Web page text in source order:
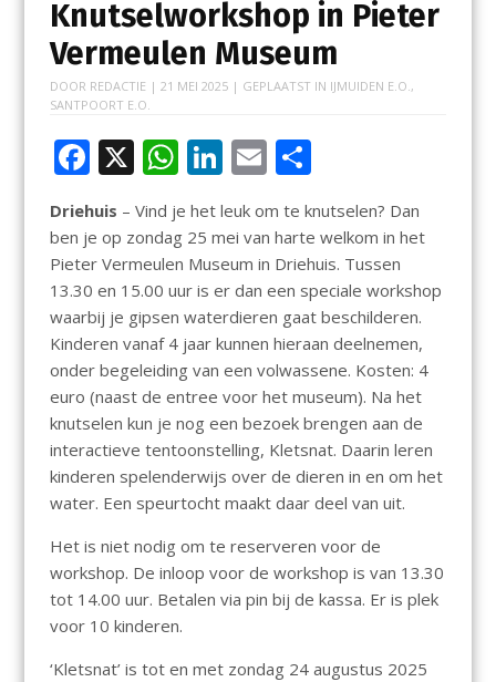
Knutselworkshop in Pieter
Vermeulen Museum
DOOR REDACTIE | 21 MEI 2025| GEPLAATST IN IJMUIDEN E.O. ,
SANTPOORT E.O.
F
ac
e
b
o
o
k
X W
h
at
s
A
p
p
Li
n
k
e
dI
n
E
ai
l
D
e
n
Driehuis – Vind je het leuk om te knutselen? Dan
ben je op zondag 25 mei van harte welkom in het
Pieter Vermeulen Museum in Driehuis. Tussen
13.30 en 15.00 uur is er dan een speciale workshop
waarbij je gipsen waterdieren gaat beschilderen.
Kinderen vanaf 4 jaar kunnen hieraan deelnemen,
onder begeleiding van een volwassene. Kosten: 4
euro (naast de entree voor het museum). Na het
knutselen kun je nog een bezoek brengen aan de
interactieve tentoonstelling, Kletsnat. Daarin leren
kinderen spelenderwijs over de dieren in en om het
water. Een speurtocht maakt daar deel van uit.
Het is niet nodig om te reserveren voor de
workshop. De inloop voor de workshop is van 13.30
tot 14.00 uur. Betalen via pin bij de kassa. Er is plek
voor 10 kinderen.
‘Kletsnat’ is tot en met zondag 24 augustus 2025